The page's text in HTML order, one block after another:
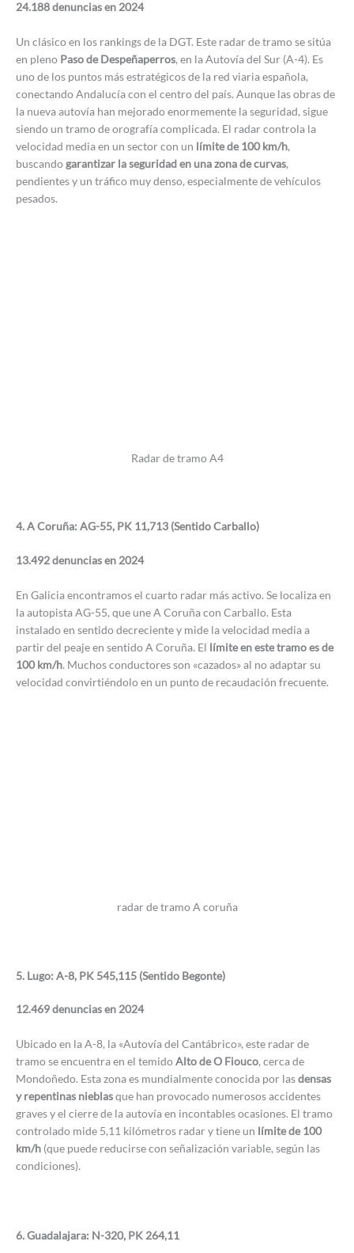
24.188 denuncias en 2024
Un clásico en los rankings de la DGT. Este radar de tramo se sitúa
en pleno Paso de Despeñaperros, en la Autovía del Sur (A-4). Es
uno de los puntos más estratégicos de la red viaria española,
conectando Andalucía con el centro del país. Aunque las obras de
la nueva autovía han mejorado enormemente la seguridad, sigue
siendo un tramo de orografía complicada. El radar controla la
velocidad media en un sector con un límite de 100 km/h,
buscandogarantizar la seguridad en una zona de curvas,
pendientes y un tráfico muy denso, especialmente de vehículos
pesados.
Radar de tramo A4
4. A Coruña: AG-55, PK 11,713 (Sentido Carballo)
13.492 denuncias en 2024
En Galicia encontramos el cuarto radar más activo. Se localiza en
la autopista AG-55, que une A Coruña con Carballo. Esta
instalado en sentido decreciente y mide la velocidad media a
partir del peaje en sentido A Coruña. El límite en este tramo es de
100 km/h. Muchos conductores son «cazados» al no adaptar su
velocidad convirtiéndolo en un punto de recaudación frecuente.
radar de tramo A coruña
5. Lugo: A-8, PK 545,115 (Sentido Begonte)
12.469 denuncias en 2024
Ubicado en la A-8, la «Autovía del Cantábrico», este radar de
tramo se encuentra en el temidoAlto de O Fiouco, cerca de
Mondoñedo. Esta zona es mundialmente conocida por lasdensas
y repentinas nieblasque han provocado numerosos accidentes
graves y el cierre de la autovía en incontables ocasiones. El tramo
controlado mide 5,11 kilómetros radar y tiene un límite de 100
km/h (que puede reducirse con señalización variable, según las
condiciones).
6. Guadalajara: N-320, PK 264,11